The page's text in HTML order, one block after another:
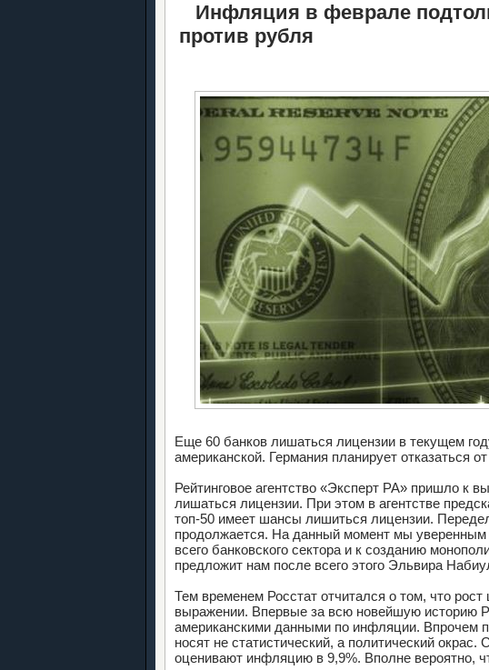
Инфляция в феврале
против рубля
Еще 60 банков лишаться лицензии в текущем
американской. Германия планирует отказаться от
Рейтинговое агентство «Эксперт РА» пришло к
лишаться лицензии. При этом в агентстве
топ-50 имеет шансы лишиться лицензии.
продолжается. На данный момент мы уверенным
всего банковского сектора и к созданию
предложит нам после всего этого Эльвира
Тем временем Росстат отчитался о том, что
выражении. Впервые за всю новейшую историю
американскими данными по инфляции. Впрочем
носят не статистический, а политический
оценивают инфляцию в 9,9%. Вполне вероятно,